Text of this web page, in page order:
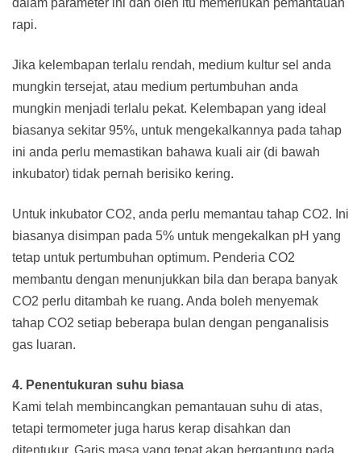
rapi.
Jika kelembapan terlalu rendah, medium kultur sel anda
mungkin tersejat, atau medium pertumbuhan anda
mungkin menjadi terlalu pekat. Kelembapan yang ideal
biasanya sekitar 95%, untuk mengekalkannya pada tahap
ini anda perlu memastikan bahawa kuali air (di bawah
inkubator) tidak pernah berisiko kering.
Untuk inkubator CO2, anda perlu memantau tahap CO2. Ini
biasanya disimpan pada 5% untuk mengekalkan pH yang
tetap untuk pertumbuhan optimum. Penderia CO2
membantu dengan menunjukkan bila dan berapa banyak
CO2 perlu ditambah ke ruang. Anda boleh menyemak
tahap CO2 setiap beberapa bulan dengan penganalisis
gas luaran.
4. Penentukuran suhu biasa
Kami telah membincangkan pemantauan suhu di atas,
tetapi termometer juga harus kerap disahkan dan
ditentukur. Garis masa yang tepat akan bergantung pada